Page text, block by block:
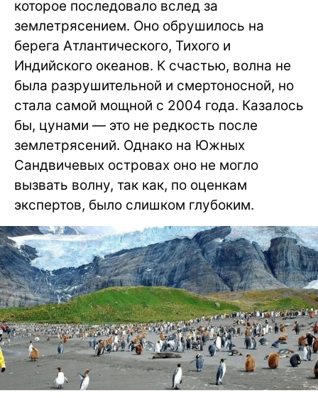
которое последовало вслед за
землетрясением. Оно обрушилось на
берега Атлантического, Тихого и
Индийского океанов. К счастью, волна не
была разрушительной и смертоносной, но
стала самой мощной с 2004 года. Казалось
бы, цунами — это не редкость после
землетрясений. Однако на Южных
Сандвичевых островах оно не могло
вызвать волну, так как, по оценкам
экспертов, было слишком глубоким.